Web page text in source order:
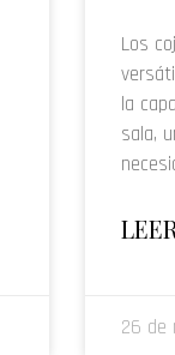
Los
la
sala,
26 de